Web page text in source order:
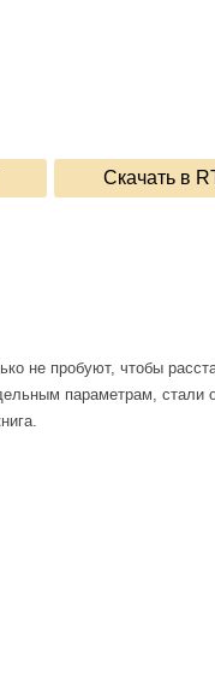
Скачать в
не пробуют, чтобы
параметрам,